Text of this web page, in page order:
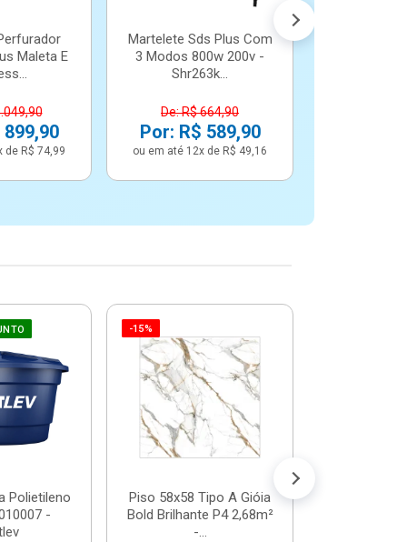
Maleta E
de R$ 74,99
Martelete Sds Plus Com
3 Modos 800w 200v -
Shr263k...
De: R$ 664,90
Por: R$ 589,90
ou em até 12x de R$ 49,16
Polietileno
-
-15%
Piso 58x58 Tipo A Gióia
Bold Brilhante P4 2,68m²
-...